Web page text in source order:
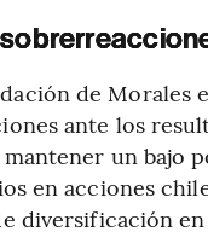
de Morales
ante los
un bajo
en acciones
diversificación